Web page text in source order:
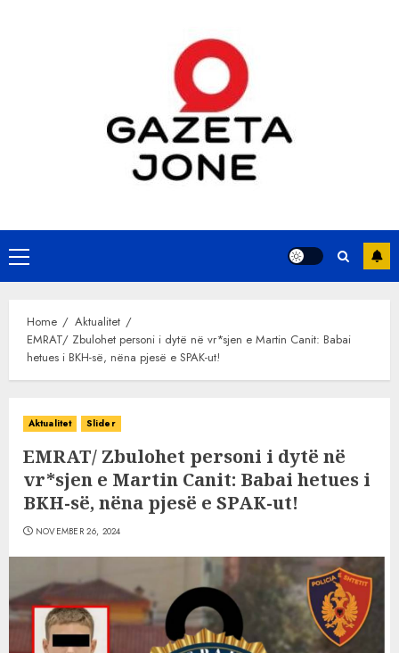
Primary
Menu
Home
Aktualitet
EMRAT/ Zbulohet personi i dytë në vr*sjen e Martin Canit: Babai
hetues i BKH-së, nëna pjesë e SPAK-ut!
Aktualitet Slider
EMRAT/ Zbulohet personi i dytë në
vr*sjen e Martin Canit: Babai hetues i
BKH-së, nëna pjesë e SPAK-ut!
NOVEMBER 26, 2024